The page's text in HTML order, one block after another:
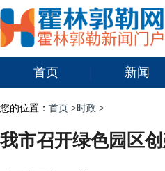
首页 新闻
您的位置： 首页 >时政 >
我市召开绿色园区